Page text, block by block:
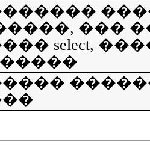
���
select,
������